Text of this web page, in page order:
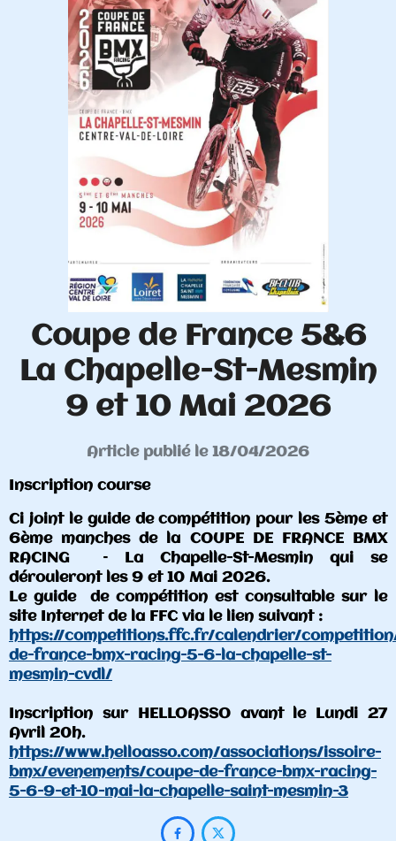
Coupe de France 5&6
La Chapelle-St-Mesmin
9 et 10 Mai 2026
Article publié le 18/04/2026
Inscription course
Ci joint le guide de compétition pour les 5ème et
6ème manches de la COUPE DE FRANCE BMX
RACING – La Chapelle-St-Mesmin qui se
dérouleront les 9 et 10 Mai 2026.
Le guide de compétition est consultable sur le
site Internet de la FFC via le lien suivant :
https://competitions.ffc.fr/calendrier/
de-france-bmx-racing-5-6-la-chapelle-st-
mesmin-cvdl/
Inscription sur HELLOASSO avant le Lundi 27
Avril 20h.
https://www.helloasso.com/associations/issoire-
bmx/evenements/coupe-de-france-bmx-racing-
5-6-9-et-10-mai-la-chapelle-saint-mesmin-3
 